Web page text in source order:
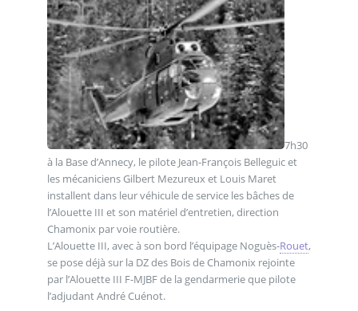
7h30
à la Base d’Annecy, le pilote Jean-François Belleguic et
les mécaniciens Gilbert Mezureux et Louis Maret
installent dans leur véhicule de service les bâches de
l’Alouette III et son matériel d’entretien, direction
Chamonix par voie routière.
L’Alouette III, avec à son bord l’équipage Noguès-Rouet,
se pose déjà sur la DZ des Bois de Chamonix rejointe
par l’Alouette III F-MJBF de la gendarmerie que pilote
l’adjudant André Cuénot.